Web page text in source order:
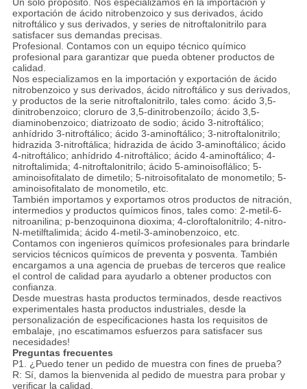
Un solo propósito. Nos especializamos en la importación y
exportación de ácido nitrobenzoico y sus derivados, ácido
nitroftálico y sus derivados, y series de nitroftalonitrilo para
satisfacer sus demandas precisas.
Profesional. Contamos con un equipo técnico químico
profesional para garantizar que pueda obtener productos de
calidad.
Nos especializamos en la importación y exportación de ácido
nitrobenzoico y sus derivados, ácido nitroftálico y sus derivados,
y productos de la serie nitroftalonitrilo, tales como: ácido 3,5-
dinitrobenzoico; cloruro de 3,5-dinitrobenzoílo; ácido 3,5-
diaminobenzoico; diatrizoato de sodio; ácido 3-nitroftálico;
anhídrido 3-nitroftálico; ácido 3-aminoftálico; 3-nitroftalonitrilo;
hidrazida 3-nitroftálica; hidrazida de ácido 3-aminoftálico; ácido
4-nitroftálico; anhídrido 4-nitroftálico; ácido 4-aminoftálico; 4-
nitroftalimida; 4-nitroftalonitrilo; ácido 5-aminoisoflálico; 5-
aminoisofitalato de dimetilo; 5-nitroisofitalato de monometilo; 5-
aminoisofitalato de monometilo, etc.
También importamos y exportamos otros productos de nitración,
intermedios y productos químicos finos, tales como: 2-metil-6-
nitroanilina; p-benzoquinona dioxima; 4-cloroftalonitrilo; 4-nitro-
N-metilftalimida; ácido 4-metil-3-aminobenzoico, etc.
Contamos con ingenieros químicos profesionales para brindarle
servicios técnicos químicos de preventa y posventa. También
encargamos a una agencia de pruebas de terceros que realice
el control de calidad para ayudarlo a obtener productos con
confianza.
Desde muestras hasta productos terminados, desde reactivos
experimentales hasta productos industriales, desde la
personalización de especificaciones hasta los requisitos de
embalaje, ¡no escatimamos esfuerzos para satisfacer sus
necesidades!
Preguntas frecuentes
P1. ¿Puedo tener un pedido de muestra con fines de prueba?
R: Sí, damos la bienvenida al pedido de muestra para probar y
verificar la calidad.